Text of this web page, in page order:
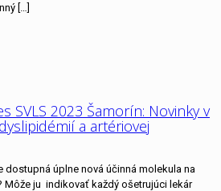
SVLS 2023 Šamorín: Novinky v
a artériovej
dostupná úplne nová účinná molekula na
Môže ju indikovať každý ošetrujúci lekár